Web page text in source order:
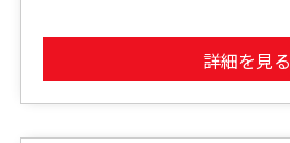
詳細を見る